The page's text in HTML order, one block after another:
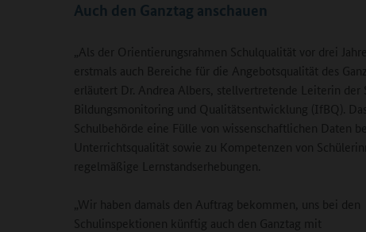
Auch den Ganztag anschauen
„Als der Orientierungsrahmen Schulqualität vor drei
erstmals auch Bereiche für die Angebotsqualität des
erläutert Dr. Andrea Albers, stellvertretende Leiterin
Bildungsmonitoring und Qualitätsentwicklung (IfBQ).
Schulbehörde eine Fülle von wissenschaftlichen Daten
Unterrichtsqualität sowie zu Kompetenzen von
regelmäßige Lernstandserhebungen.
„Wir haben damals den Auftrag bekommen, uns bei den
Schulinspektionen künftig auch den Ganztag mit